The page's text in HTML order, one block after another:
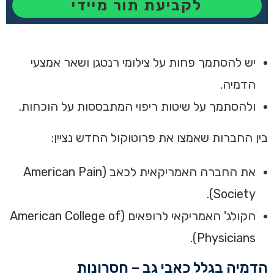
לקביעת תור מיידי
יש להסתמך פחות על צילומי רנטגן ושאר אמצעי
הדמיה.
ולהסתמך על שיטות ריפוי המתבססות על הוכחות.
בין החברות שאמצו את פרוטוקול החדש נציין:
את החברה האמריקאית לכאב (American Pain
Society).
הקולג' האמריקאי לרופאים (American College of
Physicians).
הדמיה בגלל כאבי גב – חסרונות